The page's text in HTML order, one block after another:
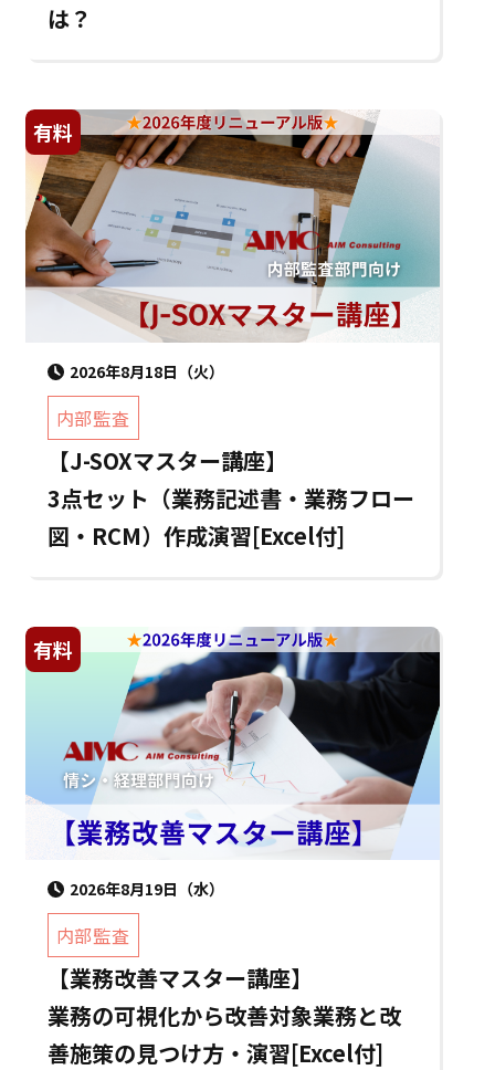
は？
有料
2026年8月18日（火）
内部監査
【J-SOXマスター講座】
3点セット（業務記述書・業務フロー
図・RCM）作成演習[Excel付]
有料
2026年8月19日（水）
内部監査
【業務改善マスター講座】
業務の可視化から改善対象業務と改
善施策の見つけ方・演習[Excel付]